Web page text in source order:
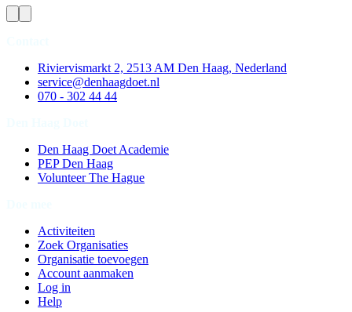
Riviervismarkt 2, 2513 AM Den Haag, Nederland
service@denhaagdoet.nl
070 - 302 44 44
Den Haag Doet Academie
PEP Den Haag
Volunteer The Hague
Activiteiten
Zoek Organisaties
Organisatie toevoegen
Account aanmaken
Log in
Help